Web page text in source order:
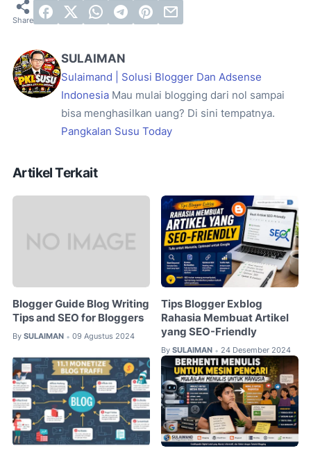
SULAIMAN
Sulaimand | Solusi Blogger Dan Adsense
Indonesia Mau mulai blogging dari nol sampai
bisa menghasilkan uang? Di sini tempatnya.
Pangkalan Susu Today
Artikel Terkait
Blogger Guide Blog Writing
Tips and SEO for Bloggers
By SULAIMAN • 09 Agustus 2024
Tips Blogger Exblog
Rahasia Membuat Artikel
yang SEO-Friendly
By SULAIMAN • 24 Desember 2024